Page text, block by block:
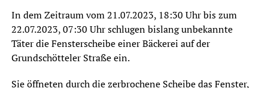
In dem Zeitraum vom 21.07.2023, 18:30 Uhr bis zum
22.07.2023, 07:30 Uhr schlugen bislang unbekannte
Täter die Fensterscheibe einer Bäckerei auf der
Grundschötteler Straße ein.
Sie öffneten durch die zerbrochene Scheibe das Fenster,